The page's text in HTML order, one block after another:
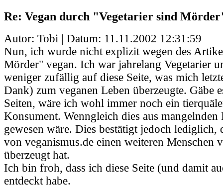
Re: Vegan durch "Vegetarier sind
Autor: Tobi | Datum: 11.11.2002 12:31:59
Nun, ich wurde nicht explizit wegen des
Mörder" vegan. Ich war jahrelang Vegetarier
weniger zufällig auf diese Seite, was mich
Dank) zum veganen Leben überzeugte. Gäbe
Seiten, wäre ich wohl immer noch ein
Konsument. Wenngleich dies aus
gewesen wäre. Dies bestätigt jedoch lediglich,
von veganismus.de einen weiteren Menschen
überzeugt hat.
Ich bin froh, dass ich diese Seite (und damit
entdeckt habe.